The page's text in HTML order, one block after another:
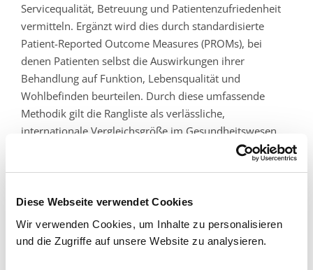
Diese Webseite verwendet Cookies
Wir verwenden Cookies, um Inhalte zu personalisieren
und die Zugriffe auf unsere Website zu analysieren.
Servicequalität, Betreuung und Patientenzufriedenheit
vermitteln. Ergänzt wird dies durch standardisierte
Patient-Reported Outcome Measures (PROMs), bei
denen Patienten selbst die Auswirkungen ihrer
Behandlung auf Funktion, Lebensqualität und
Wohlbefinden beurteilen. Durch diese umfassende
Methodik gilt die Rangliste als verlässliche,
internationale Vergleichsgröße im Gesundheitswesen
und bietet Patienten sowie deren Angehörigen eine
fundierte Orientierung bei der Auswahl geeigneter
Parallel dazu wurden Dr. Alois Franz und Prof. Dr.
Frank Willeke erneut mit den Siegeln von FOCUS und
Stern ausgezeichnet. Beide Mediziner werden damit